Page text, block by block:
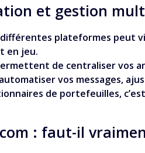
et gestion
plateformes peut
en jeu.
de centraliser vos
vos messages,
de portefeuilles,
: faut-il